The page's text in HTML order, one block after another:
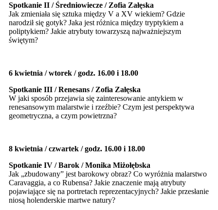
Spotkanie II / Średniowiecze / Zofia Załęska
Jak zmieniała się sztuka między V a XV wiekiem? Gdzie
narodził się gotyk? Jaka jest różnica między tryptykiem a
poliptykiem? Jakie atrybuty towarzyszą najważniejszym
świętym?
6 kwietnia / wtorek / godz. 16.00 i 18.00
Spotkanie III / Renesans / Zofia Załęska
W jaki sposób przejawia się zainteresowanie antykiem w
renesansowym malarstwie i rzeźbie? Czym jest perspektywa
geometryczna, a czym powietrzna?
8 kwietnia / czwartek / godz. 16.00 i 18.00
Spotkanie IV / Barok / Monika Miżołębska
Jak „zbudowany” jest barokowy obraz? Co wyróżnia malarstwo
Caravaggia, a co Rubensa? Jakie znaczenie mają atrybuty
pojawiające się na portretach reprezentacyjnych? Jakie przesłanie
niosą holenderskie martwe natury?